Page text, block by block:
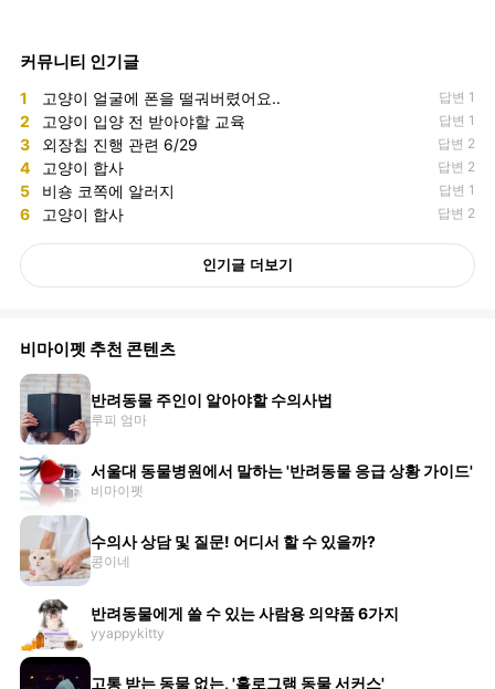
커뮤니티 인기글
1 고양이 얼굴에 폰을 떨궈버렸어요.. 답변 1
2 고양이 입양 전 받아야할 교육 답변 1
3 외장칩 진행 관련 6/29 답변 2
4 고양이 합사 답변 2
5 비숑 코쪽에 알러지 답변 1
6 고양이 합사 답변 2
인기글 더보기
비마이펫 추천 콘텐츠
반려동물 주인이 알아야할 수의사법
루피 엄마
서울대 동물병원에서 말하는 '반려동물 응급 상황 가이드'
비마이펫
수의사 상담 및 질문! 어디서 할 수 있을까?
콩이네
반려동물에게 쓸 수 있는 사람용 의약품 6가지
yyappykitty
고통 받는 동물 없는, '홀로그램 동물 서커스'